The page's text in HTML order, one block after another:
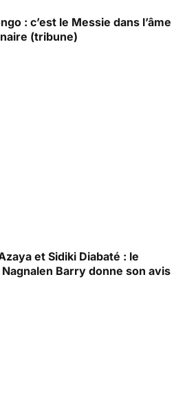
: c’est le Messie dans l’âme
(tribune)
et Sidiki Diabaté : le
Barry donne son avis